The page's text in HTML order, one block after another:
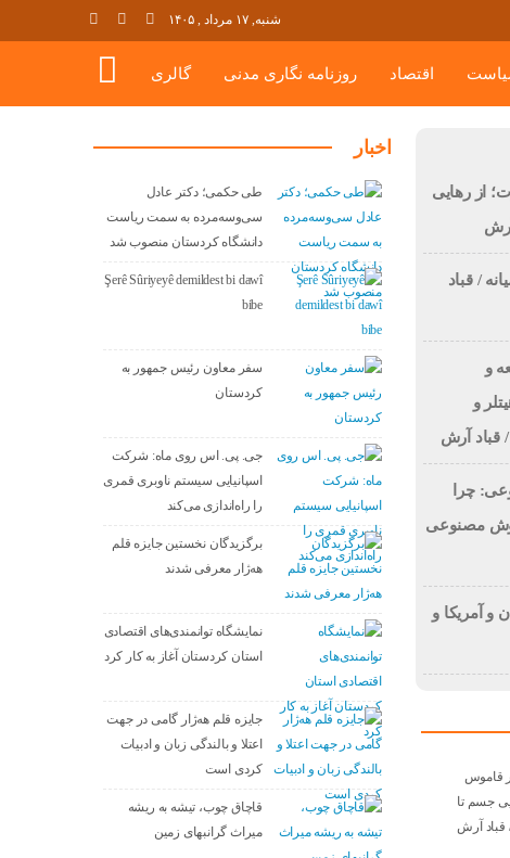
شنبه, ۱۷ مرداد , ۱۴۰۵
اقتصاد روزنامه نگاری مدنی گالری
از رهایی
/ قباد
و
و
قباد آرش
چرا
مصنوعی
و آمریکا و
قاموس
جسم تا
قباد آرش
اخبار
طی حکمی؛ دکتر عادل
سی‌وسه‌مرده به سمت ریاست
دانشگاه کردستان منصوب شد
Şerê Sûriyeyê demildest bi dawî
bibe
سفر معاون رئیس جمهور به
کردستان
جی. پی. اس روی ماه: شرکت
اسپانیایی سیستم ناوبری قمری
را راه‌اندازی می‌کند
برگزیدگان نخستین جایزه قلم
هه‌ژار معرفی شدند
نمایشگاه توانمندی‌های اقتصادی
استان کردستان آغاز به کار کرد
جایزه قلم هه‌ژار گامی در جهت
اعتلا و بالندگی زبان و ادبیات
کردی است
قاچاق چوب، تیشه به ریشه
میراث گرانبهای زمین